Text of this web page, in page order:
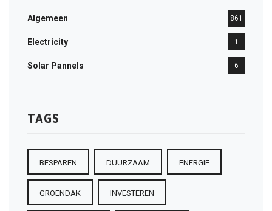
Algemeen 861
Electricity 1
Solar Pannels 6
TAGS
BESPAREN DUURZAAM ENERGIE
GROENDAK INVESTEREN